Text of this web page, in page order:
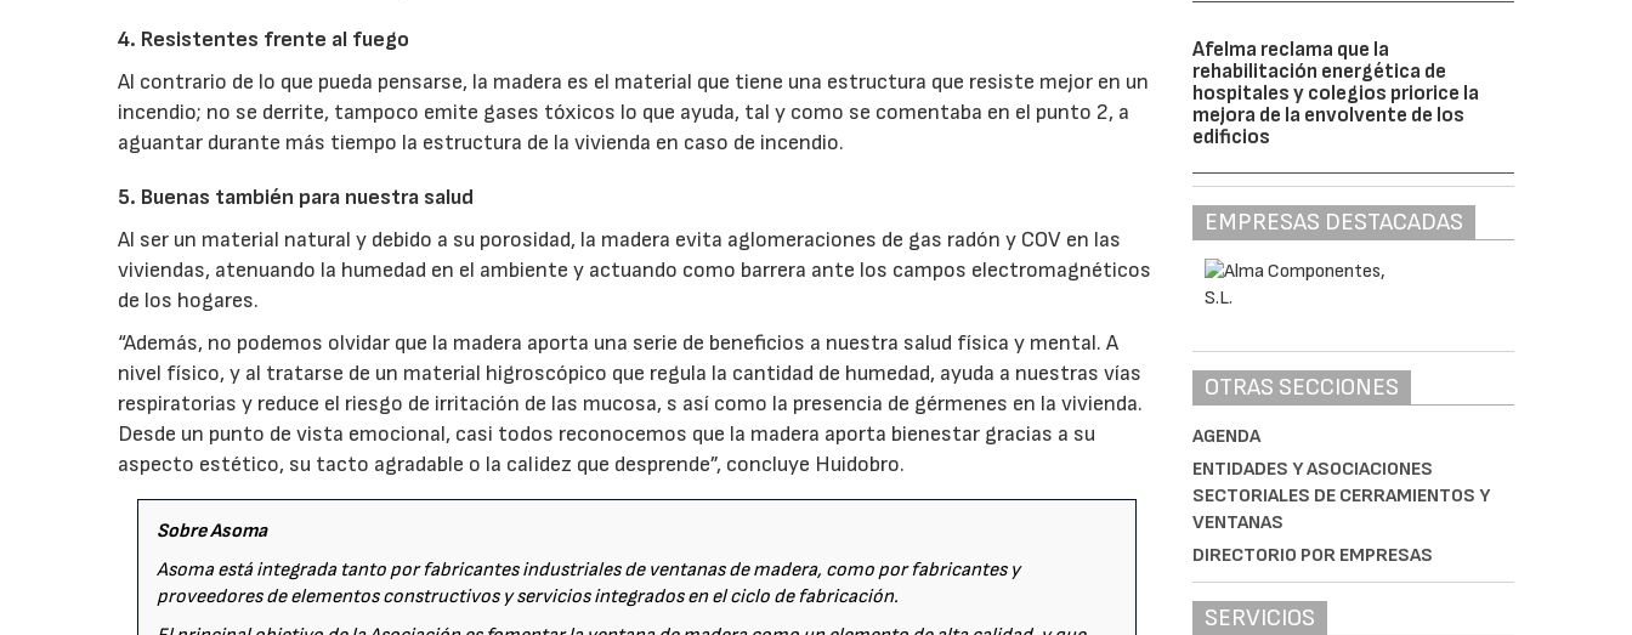
4. Resistentes frente al fuego
Al contrario de lo que pueda pensarse, la madera es el material que tiene una estructura que resiste mejor en un
incendio; no se derrite, tampoco emite gases tóxicos lo que ayuda, tal y como se comentaba en el punto 2, a
aguantar durante más tiempo la estructura de la vivienda en caso de incendio.
5. Buenas también para nuestra salud
Al ser un material natural y debido a su porosidad, la madera evita aglomeraciones de gas radón y COV en las
viviendas, atenuando la humedad en el ambiente y actuando como barrera ante los campos electromagnéticos
de los hogares.
“Además, no podemos olvidar que la madera aporta una serie de beneficios a nuestra salud física y mental. A
nivel físico, y al tratarse de un material higroscópico que regula la cantidad de humedad, ayuda a nuestras vías
respiratorias y reduce el riesgo de irritación de las mucosa, s así como la presencia de gérmenes en la vivienda.
Desde un punto de vista emocional, casi todos reconocemos que la madera aporta bienestar gracias a su
aspecto estético, su tacto agradable o la calidez que desprende”, concluye Huidobro.
Sobre Asoma
Asoma está integrada tanto por fabricantes industriales de ventanas de madera, como por fabricantes y
proveedores de elementos constructivos y servicios integrados en el ciclo de fabricación.
Afelma reclama que la
rehabilitación energética de
hospitales y colegios priorice la
mejora de la envolvente de los
edificios
EMPRESAS DESTACADAS
OTRAS SECCIONES
AGENDA
ENTIDADES Y ASOCIACIONES
SECTORIALES DE CERRAMIENTOS Y
VENTANAS
DIRECTORIO POR EMPRESAS
SERVICIOS